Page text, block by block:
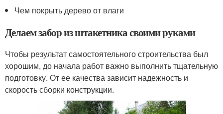
Чем покрыть дерево от влаги
Делаем забор из штакетника своими руками
Чтобы результат самостоятельного строительства был
хорошим, до начала работ важно выполнить тщательную
подготовку. От ее качества зависит надежность и
скорость сборки конструкции.